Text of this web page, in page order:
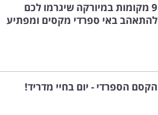
9 מקומות במיורקה שיגרמו לכם
להתאהב באי ספרדי מקסים ומפתיע
הקסם הספרדי - יום בחיי מדריד!